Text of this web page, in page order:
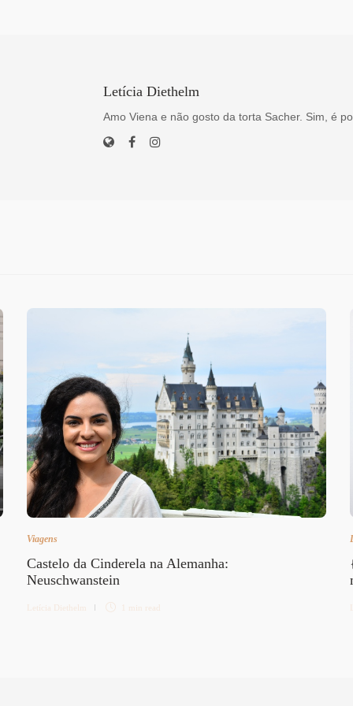
Letícia Diethelm
Amo Viena e não gosto da torta Sacher. Sim, é
Viagens
Castelo da Cinderela na Alemanha:
Neuschwanstein
Letícia Diethelm 1 min read